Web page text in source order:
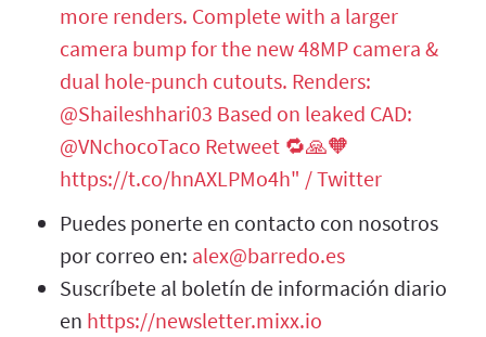
more renders. Complete with a larger
camera bump for the new 48MP camera &
dual hole-punch cutouts. Renders:
@Shaileshhari03 Based on leaked CAD:
@VNchocoTaco Retweet 🔁🙏🧡
https://t.co/hnAXLPMo4h" / Twitter
Puedes ponerte en contacto con nosotros
por correo en: alex@barredo.es
Suscríbete al boletín de información diario
en https://newsletter.mixx.io